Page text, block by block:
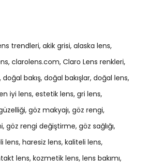
trendleri akik grisi alaska lens
clarolens.com Claro Lens renkleri
doğal bakış doğal bakışlar doğal lens
iyi lens estetik lens gri lens
göz makyajı göz rengi
göz rengi değiştirme göz sağlığı
lens haresiz lens kaliteli lens
lens kozmetik lens lens bakımı